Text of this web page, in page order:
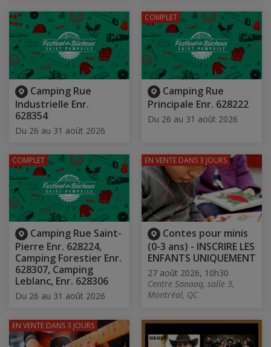
Camping Rue
Industrielle Enr.
628354
Du 26 au 31 août 2026
Camping Rue
Principale Enr. 628222
Du 26 au 31 août 2026
COMPLET
Camping Rue Saint-
Pierre Enr. 628224,
Camping Forestier Enr.
628307, Camping
Leblanc, Enr. 628306
Du 26 au 31 août 2026
COMPLET
Contes pour minis
(0-3 ans) - INSCRIRE LES
ENFANTS UNIQUEMENT
27 août 2026, 10h30
Centre Sanaaq, salle 3,
Montréal, QC
EN VENTE DANS 3 JOURS
EN VENTE DANS 3 JOURS